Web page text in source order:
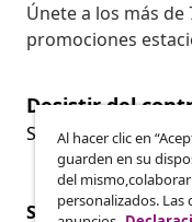
Únete a los más
promociones
Desistir del
Solicita la
Servicio al Cliente
Al hacer clic en
guarden en su
del
personalizados.